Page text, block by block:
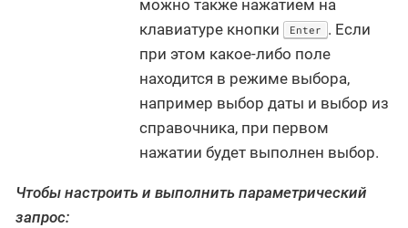
можно также нажатием на
клавиатуре кнопки
Enter . Если
при этом какое-либо поле
находится в режиме выбора,
например выбор даты и выбор из
справочника, при первом
нажатии будет выполнен выбор.
Чтобы настроить и выполнить параметрический
запрос: